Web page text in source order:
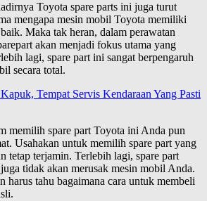
Toyota spare parts ini juga turut
mengapa mesin mobil Toyota memiliki
Maka tak heran, dalam perawatan
akan menjadi fokus utama yang
lagi, spare part ini sangat berpengaruh
secara total.
Tempat Servis Kendaraan Yang Pasti
memilih spare part Toyota ini Anda pun
Usahakan untuk memilih spare part yang
tetap terjamin. Terlebih lagi, spare part
tidak akan merusak mesin mobil Anda.
harus tahu bagaimana cara untuk membeli